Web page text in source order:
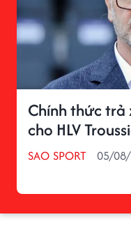
Chính thức trả
cho HLV
SAO SPORT 05/